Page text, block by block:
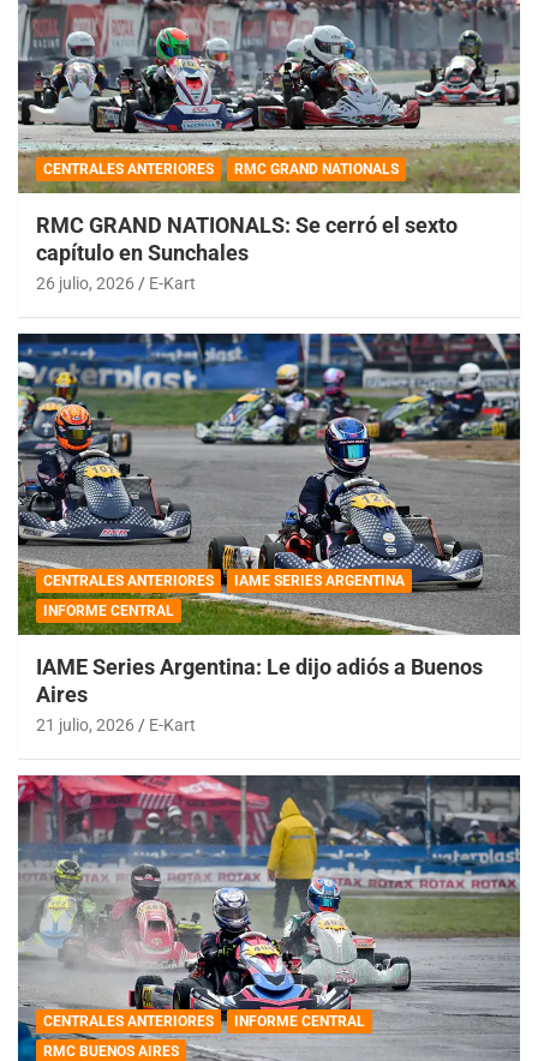
CENTRALES ANTERIORES RMC GRAND NATIONALS
RMC GRAND NATIONALS: Se cerró el sexto
capítulo en Sunchales
26 julio, 2026 E-Kart
CENTRALES ANTERIORES
IAME SERIES ARGENTINA
INFORME CENTRAL
IAME Series Argentina: Le dijo adiós a Buenos
Aires
21 julio, 2026 E-Kart
CENTRALES ANTERIORES
INFORME CENTRAL
RMC BUENOS AIRES